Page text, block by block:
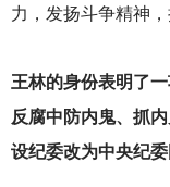
力，发扬斗争精神
王林的身份表明了
反腐中防内鬼、抓
设纪委改为中央纪委